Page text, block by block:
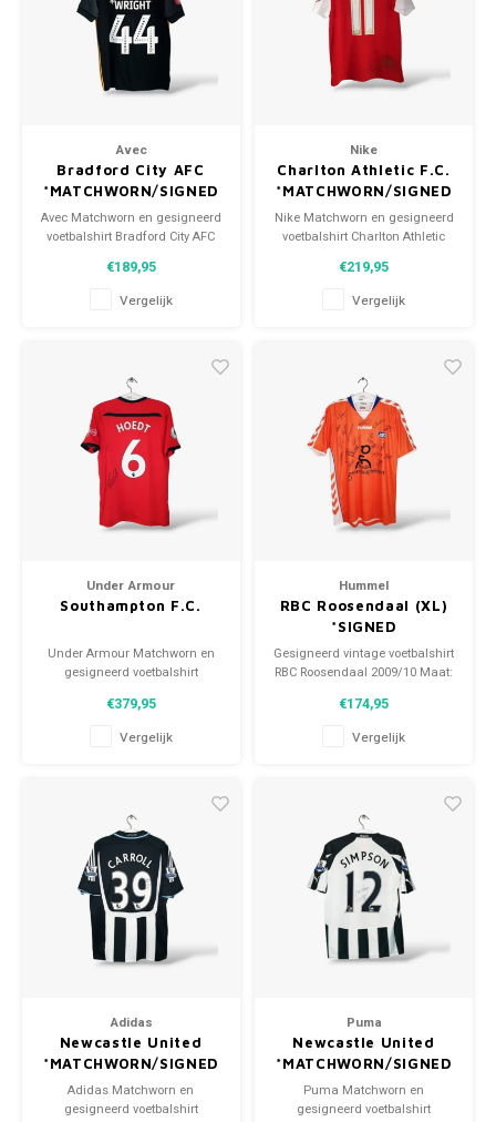
Avec
Bradford City AFC
*MATCHWORN/SIGNED
Avec Matchworn en gesigneerd
voetbalshirt Bradford City AFC
Conditie: 9/10 (gebruikt)
€189,95
Vergelijk
Nike
Charlton Athletic F.C.
*MATCHWORN/SIGNED
Nike Matchworn en gesigneerd
voetbalshirt Charlton Athletic
Conditie: 8/10 (gebruikt)
€219,95
Vergelijk
Under Armour
Southampton F.C.
Under Armour Matchworn en
gesigneerd voetbalshirt
L (unisex) Conditie: 9.5/10
(gebruikt)
€379,95
Vergelijk
Hummel
RBC Roosendaal (XL)
*SIGNED
Gesigneerd vintage voetbalshirt
RBC Roosendaal 2009/10 Maat:
10/10 (nieuw)
€174,95
Vergelijk
Adidas
Newcastle United
*MATCHWORN/SIGNED
Adidas Matchworn en
gesigneerd voetbalshirt
Puma
Newcastle United
*MATCHWORN/SIGNED
Puma Matchworn en
gesigneerd voetbalshirt